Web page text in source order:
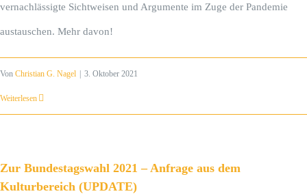
vernachlässigte Sichtweisen und Argumente im Zuge der Pandemie
austauschen. Mehr davon!
Von Christian G. Nagel | 3. Oktober 2021
Weiterlesen
Zur Bundestagswahl 2021 – Anfrage aus dem
Kulturbereich (UPDATE)